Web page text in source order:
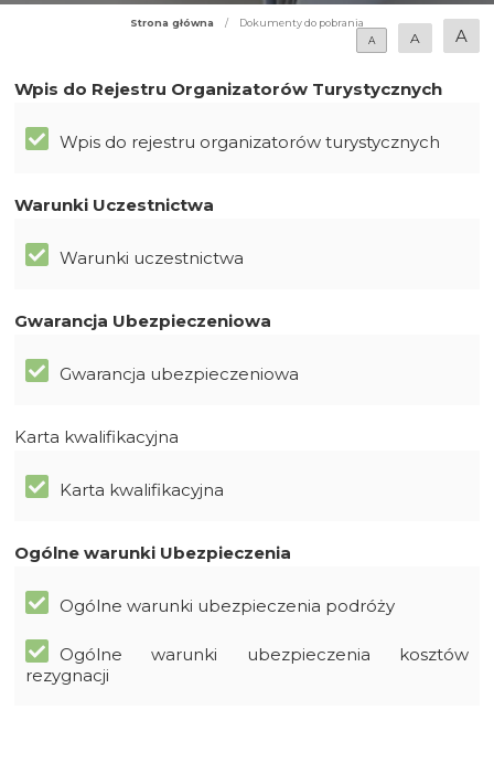
Strona główna /
Dokumenty do pobrania
A
A A
Wpis do Rejestru Organizatorów Turystycznych
Wpis do rejestru organizatorów turystycznych
Warunki Uczestnictwa
Warunki uczestnictwa
Gwarancja Ubezpieczeniowa
Gwarancja ubezpieczeniowa
Karta kwalifikacyjna
Karta kwalifikacyjna
Ogólne warunki Ubezpieczenia
Ogólne warunki ubezpieczenia podróży
Ogólne warunki ubezpieczenia kosztów
rezygnacji